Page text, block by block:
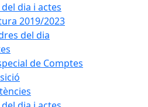
dia i actes
2019/2023
del dia
de Comptes